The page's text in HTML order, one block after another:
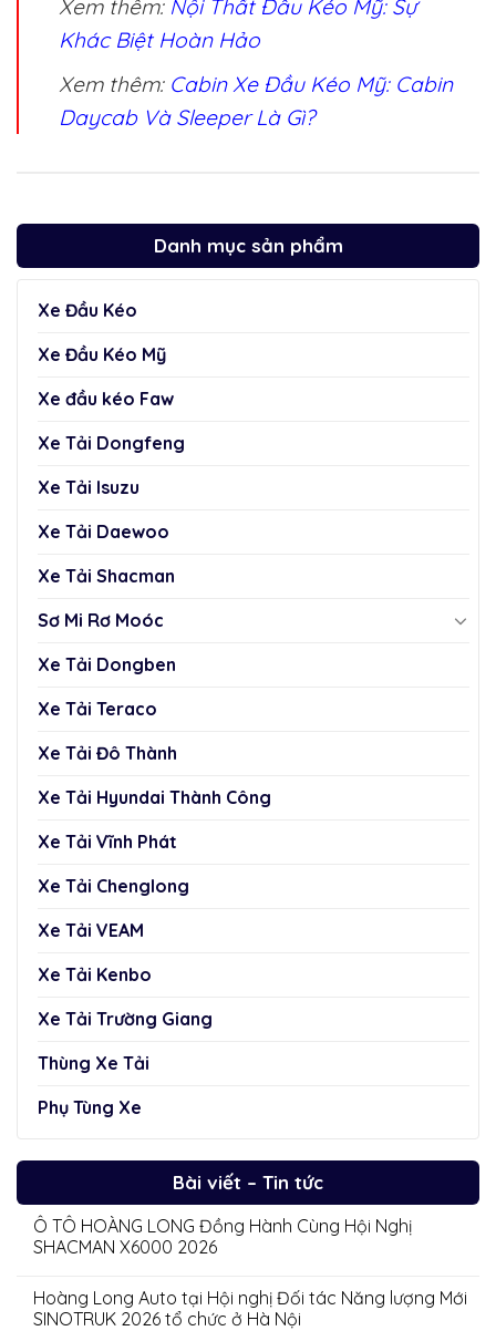
Danh mục sản phẩm
Xe Đầu Kéo
Xe Đầu Kéo Mỹ
Xe đầu kéo Faw
Xe Tải Dongfeng
Xe Tải Isuzu
Xe Tải Daewoo
Xe Tải Shacman
Sơ Mi Rơ Moóc
Xe Tải Dongben
Xe Tải Teraco
Xe Tải Đô Thành
Xe Tải Hyundai Thành Công
Xe Tải Vĩnh Phát
Xe Tải Chenglong
Xe Tải VEAM
Xe Tải Kenbo
Xe Tải Trường Giang
Thùng Xe Tải
Phụ Tùng Xe
Bài viết – Tin tức
Ô TÔ HOÀNG LONG Đồng Hành Cùng Hội Nghị
SHACMAN X6000 2026
Hoàng Long Auto tại Hội nghị Đối tác Năng lượng Mới
SINOTRUK 2026 tổ chức ở Hà Nội
Xem thêm: Nội Thất Đầu Kéo Mỹ: Sự
Khác Biệt Hoàn Hảo
Xem thêm: Cabin Xe Đầu Kéo Mỹ: Cabin
Daycab Và Sleeper Là Gì?